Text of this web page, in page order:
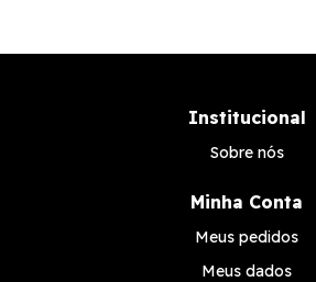
Institucional
Sobre nós
Minha Conta
Meus pedidos
Meus dados